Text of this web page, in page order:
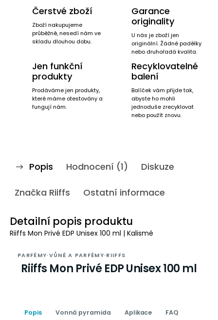
Čerstvé zboží
Zboží nakupujeme
průběžně, nesedí nám ve
skladu dlouhou dobu.
Garance
originality
U nás je zboží jen
originální. Žádné padělky
nebo druhořadá kvalita.
Jen funkční
produkty
Prodáváme jen produkty,
které máme otestovány a
fungují nám.
Recyklovatelné
balení
Balíček vám přijde tak,
abyste ho mohli
jednoduše zrecyklovat
nebo použít znovu.
Popis Hodnocení (1) Diskuze
Značka Riiffs Ostatní informace
Detailní popis produktu
Riiffs Mon Privé EDP Unisex 100 ml | Kalismé
PARFÉMY·VŮNĚ A PARFÉMY·RIIFFS
Riiffs Mon Privé EDP Unisex 100 ml
Popis Vonná pyramida Aplikace FAQ